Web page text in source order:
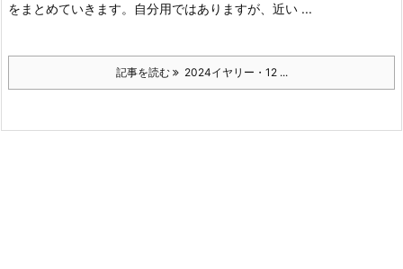
をまとめていきます。
自分用ではありますが、近い ...
記事を読む 2024イヤリー・12 ...